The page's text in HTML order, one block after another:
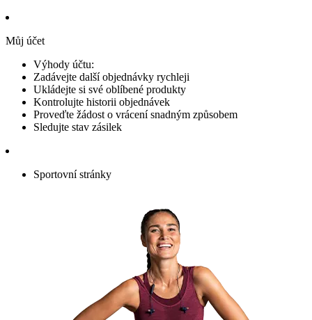
Můj účet
Výhody účtu:
Zadávejte další objednávky rychleji
Ukládejte si své oblíbené produkty
Kontrolujte historii objednávek
Proveďte žádost o vrácení snadným způsobem
Sledujte stav zásilek
Sportovní stránky